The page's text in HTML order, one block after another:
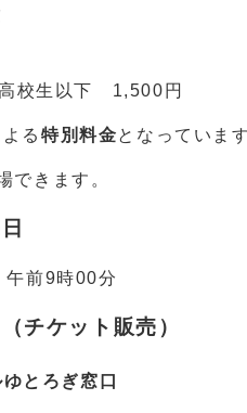
校生以下 1,500円
る 特別料金となっていま
できます。
午前9時00分
チケット販売）
とろぎ窓口